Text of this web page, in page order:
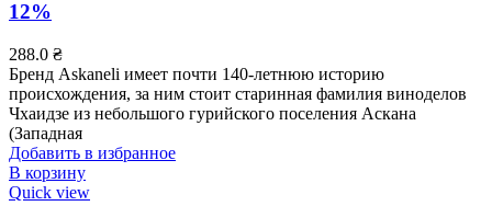
12%
288.0 ₴
Бренд Askaneli имеет почти 140-летнюю историю
происхождения, за ним стоит старинная фамилия виноделов
Чхаидзе из небольшого гурийского поселения Аскана
(Западная
Добавить в избранное
В корзину
Quick view